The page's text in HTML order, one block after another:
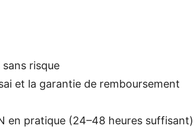
risque
et la garantie de remboursement
en pratique (24–48 heures suffisant)